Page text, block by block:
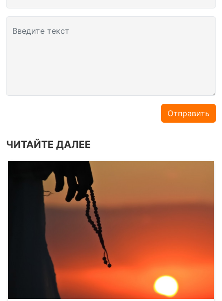
Введите текст
Отправить
ЧИТАЙТЕ ДАЛЕЕ